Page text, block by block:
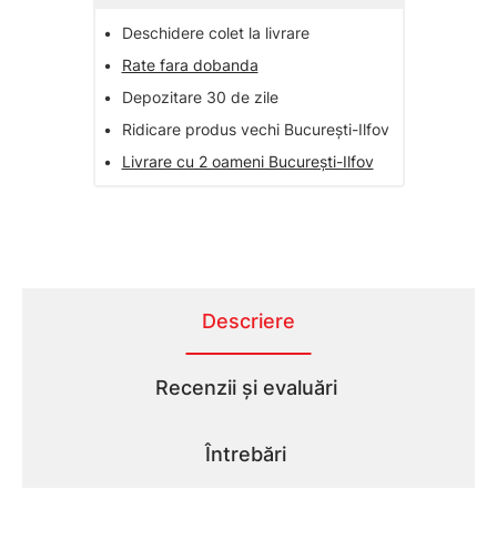
•
Deschidere colet la livrare
•
Rate fara dobanda
•
Depozitare 30 de zile
•
Ridicare produs vechi București-Ilfov
•
Livrare cu 2 oameni București-Ilfov
Descriere
Recenzii și evaluări
Întrebări